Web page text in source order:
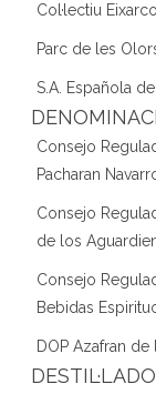
Col·lectiu
Parc de les
S.A. Española
Consejo
Pacharan
Consejo
de los
Consejo
Bebidas
DOP Azafran de